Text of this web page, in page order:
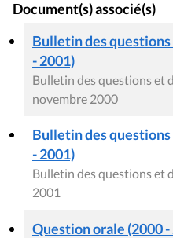
Document(s) associé(s)
Bulletin des questions
- 2001)
Bulletin des questions et
novembre 2000
Bulletin des questions
- 2001)
Bulletin des questions et
2001
Question orale (2000 -